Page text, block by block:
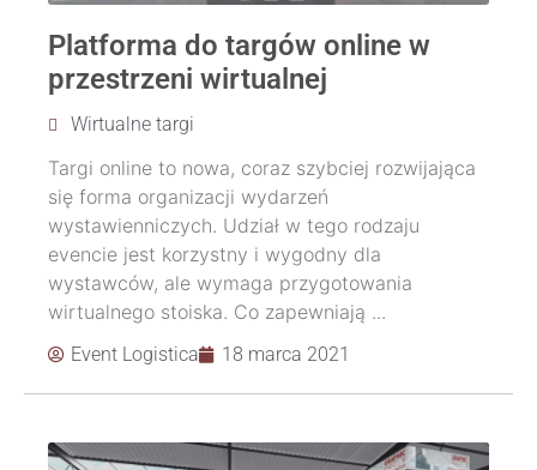
Platforma do targów online w
przestrzeni wirtualnej
Wirtualne targi
Targi online to nowa, coraz szybciej rozwijająca
się forma organizacji wydarzeń
wystawienniczych. Udział w tego rodzaju
evencie jest korzystny i wygodny dla
wystawców, ale wymaga przygotowania
wirtualnego stoiska. Co zapewniają ...
Event Logistica 18 marca 2021